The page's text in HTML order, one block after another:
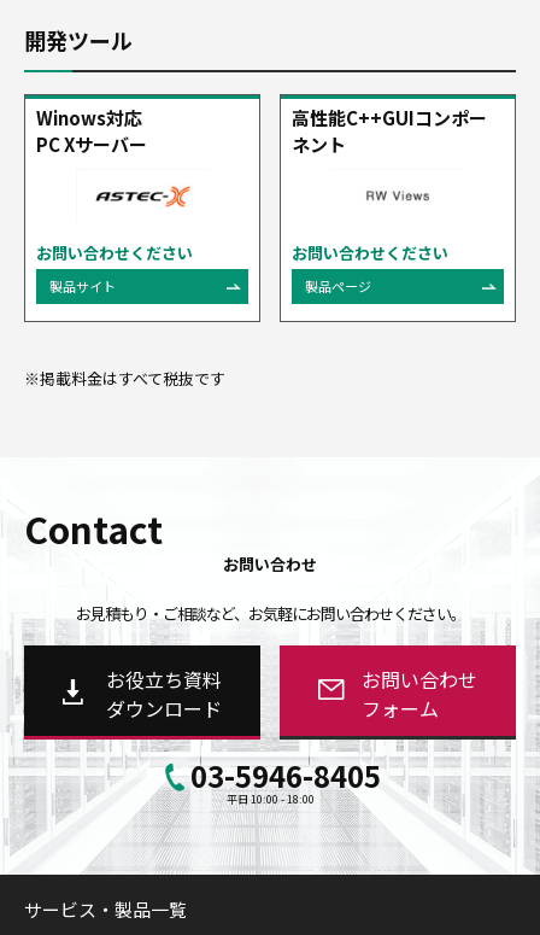
開発ツール
Winows対応
PC Xサーバー
お問い合わせください
製品サイト
高性能C++GUIコンポー
ネント
お問い合わせください
製品ページ
※掲載料金はすべて税抜です
Contact
お問い合わせ
お見積もり・ご相談など、お気軽にお問い合わせください。
お役立ち資料
ダウンロード
お問い合わせ
フォーム
03-5946-8405
平日 10:00 - 18:00
サービス・製品一覧